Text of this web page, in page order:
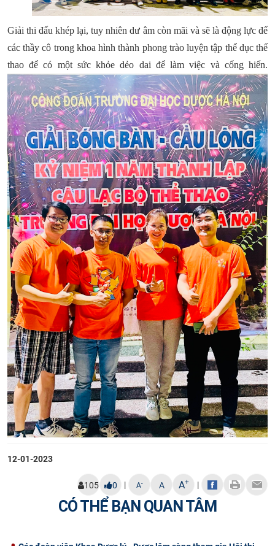
Giải thi đấu khép lại, tuy nhiên dư âm còn mãi và sẽ là động lực để
các thầy cô trong khoa hình thành phong trào luyện tập thể dục thể
thao để có một sức khỏe dẻo dai để làm việc và cống hiến.
12-01-2023
105 0 | A- A A+ |
CÓ THỂ BẠN QUAN TÂM